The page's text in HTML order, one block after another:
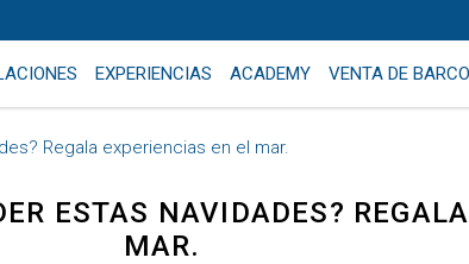
EXPERIENCIAS ACADEMY VENTA DE
Regala experiencias en el mar.
ESTAS NAVIDADES?
MAR.